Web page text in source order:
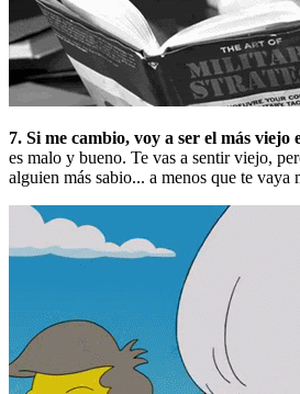
7. Si me cambio, voy a ser el más viejo
es malo y bueno. Te vas a sentir viejo,
alguien más sabio... a menos que te vaya